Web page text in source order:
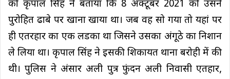
को कृपाल सिंह ने बताया कि 8 अक्टूबर 2021 को उसने
पुरोहित ढाबे पर खाना खाया था। जब वह सो गया तो यहां पर
ही एतरहार का एक लडका था जिसने उसका अंगूठे का निशान
ले लिया था। कृपाल सिंह ने इसकी शिकायत थाना बरोही में की
थी। पुलिस ने अंसार अली पुत्र फुंदन अली निवासी एतहार,